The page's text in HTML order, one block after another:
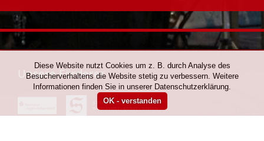
Unsere Förderer
Diese Website nutzt Cookies um z. B. durch Analyse des
Besucherverhaltens die Website stetig zu verbessern. Weitere
Informationen finden Sie in unserer Datenschutzerklärung.